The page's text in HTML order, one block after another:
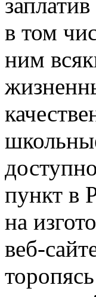
в том
ним
пункт в
на
веб-